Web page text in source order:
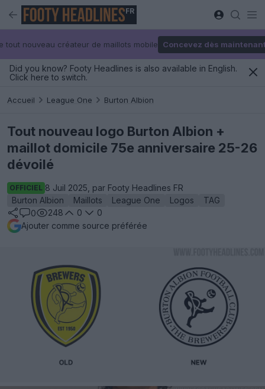
FR
tout nouveau créateur de maillots mobile Concevez dès
Did you know? Footy Headlines is also available in English.
Click here to switch.
Accueil League One Burton Albion
Tout nouveau logo Burton Albion +
maillot domicile 75e anniversaire 25-26
dévoilé
OFFICIEL 8 Juil 2025, par Footy Headlines FR
Burton Albion
Maillots League One Logos
TAG
0
248 0
0
Ajouter comme source préférée